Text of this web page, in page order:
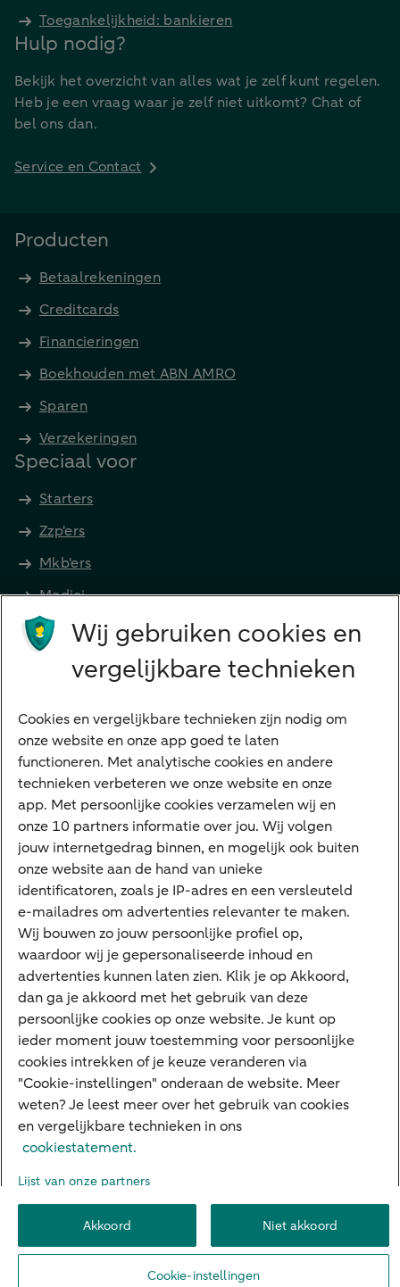
Toegankelijkheid: bankieren
Hulp nodig?
Bekijk het overzicht van alles wat je zelf kunt regelen.
Heb je een vraag waar je zelf niet uitkomt? Chat of
bel ons dan.
Service en Contact
Producten
Betaalrekeningen
Creditcards
Financieringen
Boekhouden met ABN AMRO
Sparen
Verzekeringen
Speciaal voor
Starters
Zzp'ers
Mkb'ers
Medici
Advocaten en notarissen
Diensten
VraagHugo
Corporate Finance
Tikkie zakelijk
Cyber Veilig & Zeker
Private Banking
Interessant
Sectoren & trends
Ondernemersverhalen
Valutacentrum
Alles over PSD2
Business Community
Over ABN AMRO
Toegankelijkheid
PrivacyDisclaimerCookie-instellingen
© 2026 ABN AMRO
Wij gebruiken cookies en
vergelijkbare technieken
Cookies en vergelijkbare technieken zijn nodig om
onze website en onze app goed te laten
functioneren. Met analytische cookies en andere
technieken verbeteren we onze website en onze
app. Met persoonlijke cookies verzamelen wij en
onze 10 partners informatie over jou. Wij volgen
jouw internetgedrag binnen, en mogelijk ook buiten
onze website aan de hand van unieke
identificatoren, zoals je IP-adres en een versleuteld
e-mailadres om advertenties relevanter te maken.
Wij bouwen zo jouw persoonlijke profiel op,
waardoor wij je gepersonaliseerde inhoud en
advertenties kunnen laten zien. Klik je op Akkoord,
dan ga je akkoord met het gebruik van deze
persoonlijke cookies op onze website. Je kunt op
ieder moment jouw toestemming voor persoonlijke
cookies intrekken of je keuze veranderen via
"Cookie-instellingen" onderaan de website. Meer
weten? Je leest meer over het gebruik van cookies
en vergelijkbare technieken in ons
cookiestatement.
Lijst van onze partners
Akkoord Niet akkoord
Cookie-instellingen